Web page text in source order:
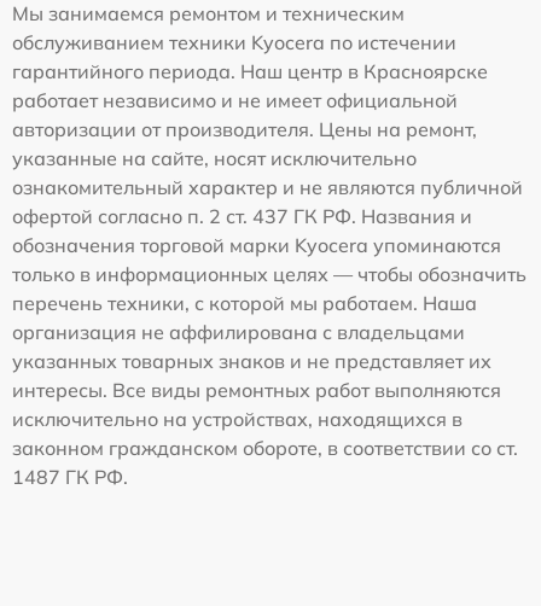
Мы занимаемся ремонтом и техническим
обслуживанием техники Kyocera по истечении
гарантийного периода. Наш центр в Красноярске
работает независимо и не имеет официальной
авторизации от производителя. Цены на ремонт,
указанные на сайте, носят исключительно
ознакомительный характер и не являются публичной
офертой согласно п. 2 ст. 437 ГК РФ. Названия и
обозначения торговой марки Kyocera упоминаются
только в информационных целях — чтобы обозначить
перечень техники, с которой мы работаем. Наша
организация не аффилирована с владельцами
указанных товарных знаков и не представляет их
интересы. Все виды ремонтных работ выполняются
исключительно на устройствах, находящихся в
законном гражданском обороте, в соответствии со ст.
1487 ГК РФ.